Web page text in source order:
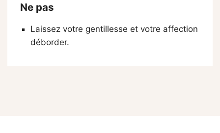
Ne pas
Laissez votre gentillesse et votre affection
déborder.